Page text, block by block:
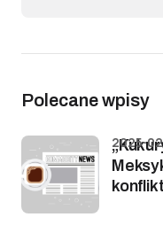
Polecane wpisy
2025-